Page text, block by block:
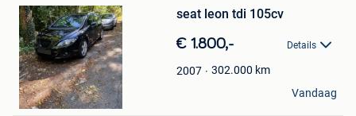
Mijn
Favorieten
seat leon tdi 105cv
€ 1.800,- Details
2007 302.000 km
Jimmy Hellas
Tubize
Vandaag
Bewaren